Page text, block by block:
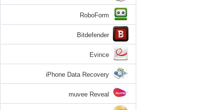
RoboForm
Bitdefender
Evince
iPhone Data Recovery
muvee Reveal